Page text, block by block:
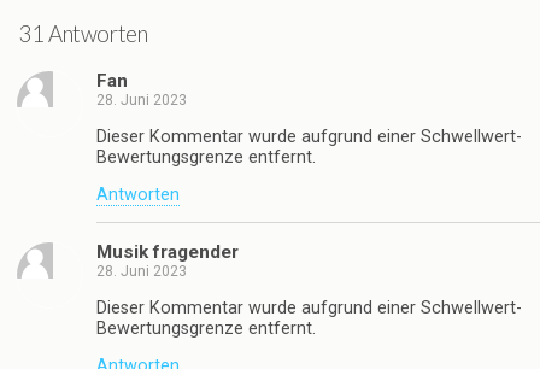
31 Antworten
Fan
28. Juni 2023
Dieser Kommentar wurde aufgrund einer Schwellwert-
Bewertungsgrenze entfernt.
Antworten
Musik fragender
28. Juni 2023
Dieser Kommentar wurde aufgrund einer Schwellwert-
Bewertungsgrenze entfernt.